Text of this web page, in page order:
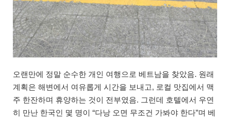
오랜만에 정말 순수한 개인 여행으로 베트남을 찾았음. 원래
계획은 해변에서 여유롭게 시간을 보내고, 로컬 맛집에서 맥
주 한잔하며 휴양하는 것이 전부였음. 그런데 호텔에서 우연
히 만난 한국인 몇 명이 “다낭 오면 무조건 가봐야 한다”며 베